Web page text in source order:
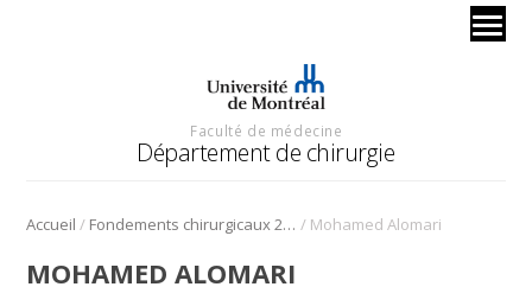
Faculté de médecine
Département de chirurgie
Accueil / Fondements chirurgicaux 2024 – chirurgie orthopédique / Mohamed Alomari
MOHAMED ALOMARI